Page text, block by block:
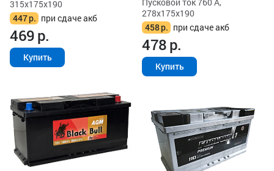
315x175x190
447р. при сдаче акб
469р.
Купить
Пусковой ток 760 А,
278x175x190
458р. при сдаче акб
478р.
Купить